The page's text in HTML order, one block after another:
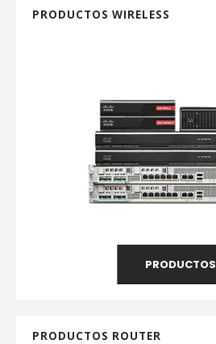
PRODUCTOS WIRELESS
PRODUCTOS
PRODUCTOS ROUTER